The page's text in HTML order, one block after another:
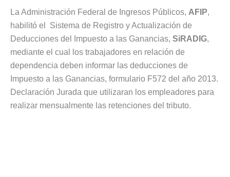
La Administración Federal de Ingresos Públicos, AFIP,
habilitó el Sistema de Registro y Actualización de
Deducciones del Impuesto a las Ganancias, SiRADIG,
mediante el cual los trabajadores en relación de
dependencia deben informar las deducciones de
Impuesto a las Ganancias, formulario F572 del año 2013.
Declaración Jurada que utilizaran los empleadores para
realizar mensualmente las retenciones del tributo.